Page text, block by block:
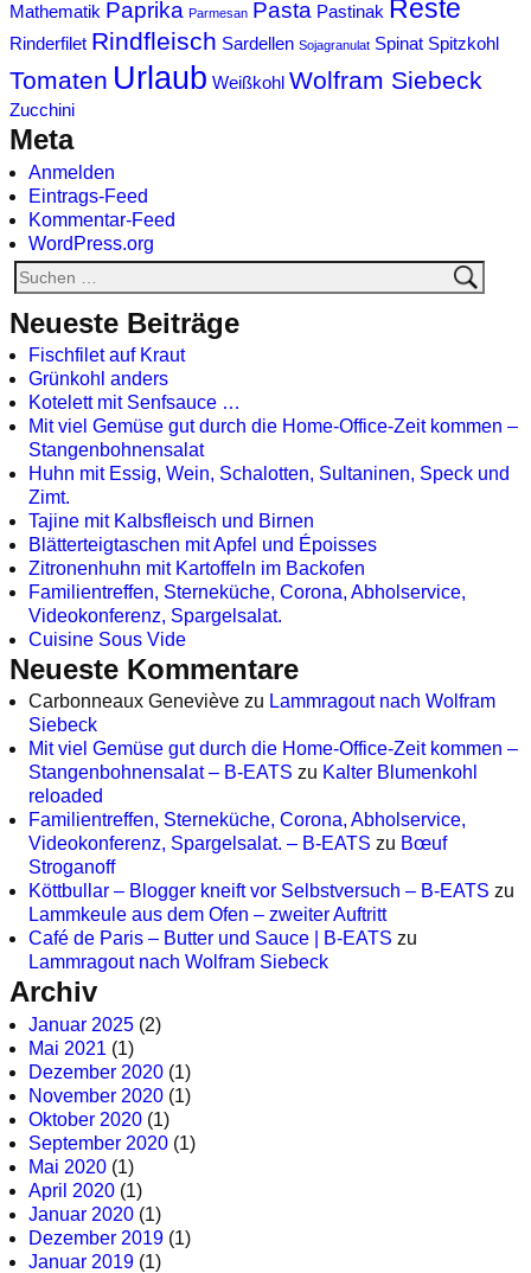
Mathematik Paprika Parmesan Pasta Pastinak Reste
Rinderfilet Rindfleisch Sardellen Sojagranulat Spinat Spitzkohl
Tomaten Urlaub Weißkohl Wolfram Siebeck
Zucchini
Meta
Anmelden
Eintrags-Feed
Kommentar-Feed
WordPress.org
Neueste Beiträge
Fischfilet auf Kraut
Grünkohl anders
Kotelett mit Senfsauce …
Mit viel Gemüse gut durch die Home-Office-Zeit kommen –
Stangenbohnensalat
Huhn mit Essig, Wein, Schalotten, Sultaninen, Speck und
Zimt.
Tajine mit Kalbsfleisch und Birnen
Blätterteigtaschen mit Apfel und Époisses
Zitronenhuhn mit Kartoffeln im Backofen
Familientreffen, Sterneküche, Corona, Abholservice,
Videokonferenz, Spargelsalat.
Cuisine Sous Vide
Neueste Kommentare
Carbonneaux Geneviève zu Lammragout nach Wolfram
Siebeck
Mit viel Gemüse gut durch die Home-Office-Zeit kommen –
Stangenbohnensalat – B-EATS zu Kalter Blumenkohl
reloaded
Familientreffen, Sterneküche, Corona, Abholservice,
Videokonferenz, Spargelsalat. – B-EATS zu Bœuf
Stroganoff
Köttbullar – Blogger kneift vor Selbstversuch – B-EATS zu
Lammkeule aus dem Ofen – zweiter Auftritt
Café de Paris – Butter und Sauce | B-EATS zu
Lammragout nach Wolfram Siebeck
Archiv
Januar 2025 (2)
Mai 2021 (1)
Dezember 2020 (1)
November 2020 (1)
Oktober 2020 (1)
September 2020 (1)
Mai 2020 (1)
April 2020 (1)
Januar 2020 (1)
Dezember 2019 (1)
Januar 2019 (1)